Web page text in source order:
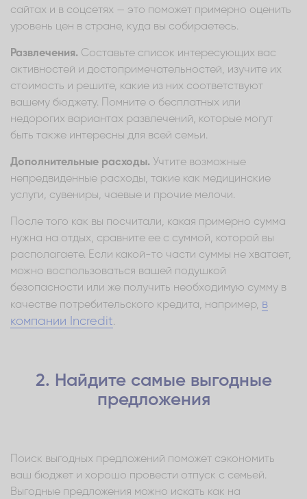
сайтах и в соцсетях — это поможет примерно оценить
уровень цен в стране, куда вы собираетесь.
Развлечения. Составьте список интересующих вас
активностей и достопримечательностей, изучите их
стоимость и решите, какие из них соответствуют
вашему бюджету. Помните о бесплатных или
недорогих вариантах развлечений, которые могут
быть также интересны для всей семьи.
Дополнительные расходы. Учтите возможные
непредвиденные расходы, такие как медицинские
услуги, сувениры, чаевые и прочие мелочи.
После того как вы посчитали, какая примерно сумма
нужна на отдых, сравните ее с суммой, которой вы
располагаете. Если какой-то части суммы не хватает,
можно воспользоваться вашей подушкой
безопасности или же получить необходимую сумму в
качестве потребительского кредита, например, в
компании Incredit.
2. Найдите самые выгодные
предложения
Поиск выгодных предложений поможет сэкономить
ваш бюджет и хорошо провести отпуск с семьей.
Выгодные предложения можно искать как на